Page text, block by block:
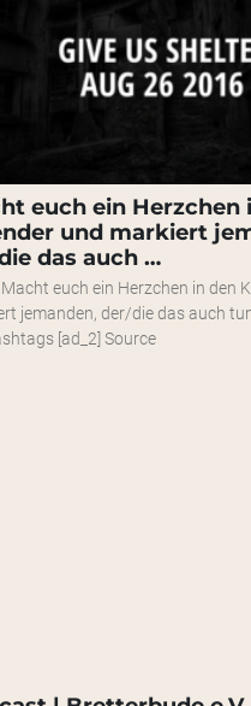
euch ein Herzchen
und markiert
das auch …
Macht euch ein Herzchen in den
jemanden, der/die das auch
[ad_2] Source